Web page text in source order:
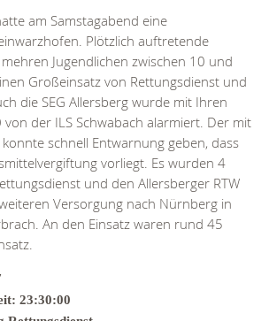
am Samstagabend eine
Plötzlich auftretende
Jugendlichen zwischen 10 und
Großeinsatz von Rettungsdienst und
die SEG Allersberg wurde mit Ihren
von der ILS Schwabach alarmiert. Der mit
schnell Entwarnung geben, dass
vorliegt. Es wurden 4
und den Allersberger RTW
Versorgung nach Nürnberg in
An den Einsatz waren rund 45
23:30:00